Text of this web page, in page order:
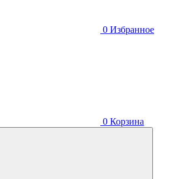
0 Избранное
0 Корзина